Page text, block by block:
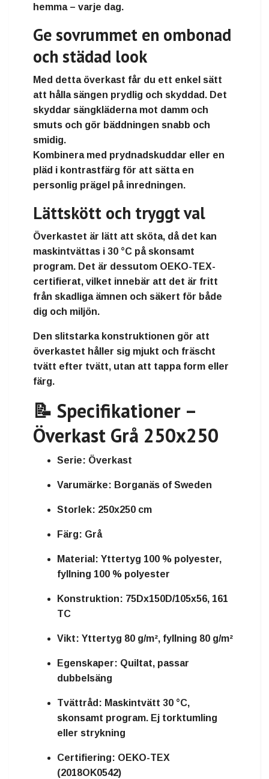
hemma– varje dag.
Ge sovrummet en ombonad
och städad look
Med detta överkast får du ett enkel sätt
att hålla sängen prydlig och skyddad . Det
skyddar sängkläderna mot damm och
smuts och gör bäddningen snabb och
smidig.
Kombinera med prydnadskuddar eller en
pläd i kontrastfärg för att sätta en
personlig prägel på inredningen.
Lättskött och tryggt val
Överkastet är lätt att sköta, då det kan
maskintvättas i 30 °C på skonsamt
program. Det är dessutom OEKO-TEX-
certifierat, vilket innebär att det är fritt
från skadliga ämnen och säkert för både
dig och miljön.
Den slitstarka konstruktionen gör att
överkastet håller sig mjukt och fräscht
tvätt efter tvätt, utan att tappa form eller
färg.
📝 Specifikationer –
Överkast Grå 250x250
Serie: Överkast
Varumärke: Borganäs of Sweden
Storlek: 250x250 cm
Färg: Grå
Material: Yttertyg 100 % polyester,
fyllning 100 % polyester
Konstruktion: 75Dx150D/105x56, 161
TC
Vikt: Yttertyg 80 g/m², fyllning 80 g/m²
Egenskaper: Quiltat, passar
dubbelsäng
Tvättråd: Maskintvätt 30 °C,
skonsamt program. Ej torktumling
eller strykning
Certifiering: OEKO-TEX
(2018OK0542)